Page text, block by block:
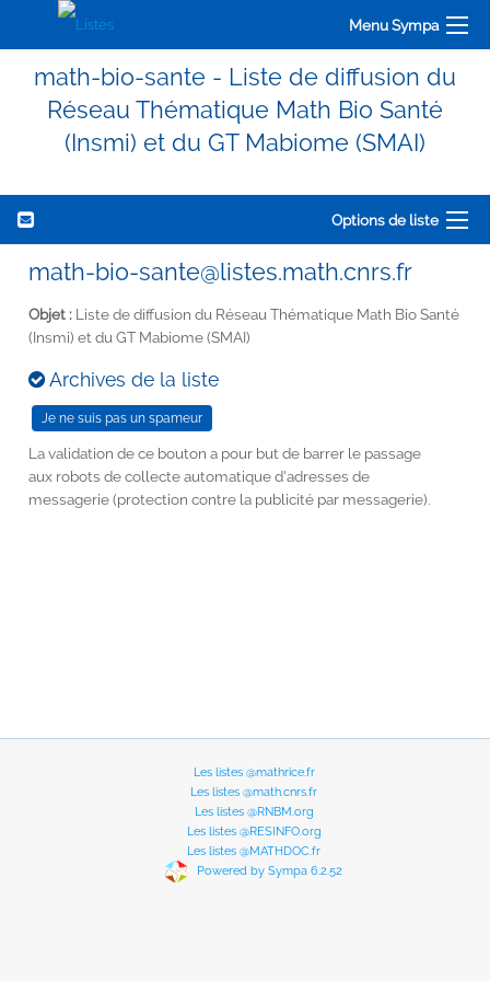
Menu Sympa
math-bio-sante - Liste de diffusion du
Réseau Thématique Math Bio Santé
(Insmi) et du GT Mabiome (SMAI)
Options de liste
math-bio-sante@listes.math.cnrs.fr
Objet : Liste de diffusion du Réseau Thématique Math Bio Santé
(Insmi) et du GT Mabiome (SMAI)
Archives de la liste
La validation de ce bouton a pour but de barrer le passage
aux robots de collecte automatique d'adresses de
messagerie (protection contre la publicité par messagerie).
Les listes @mathrice.fr
Les listes @math.cnrs.fr
Les listes @RNBM.org
Les listes @RESINFO.org
Les listes @MATHDOC.fr
Powered by Sympa 6.2.52